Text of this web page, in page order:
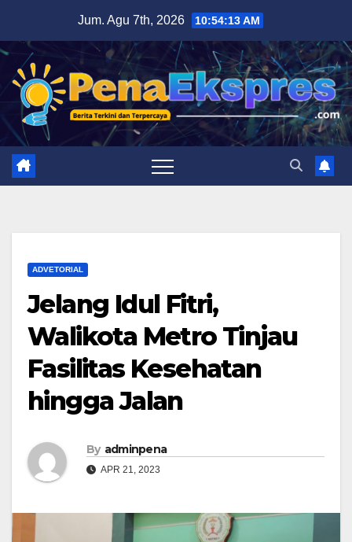
content
Jum. Agu 7th, 2026 10:54:14 AM
ADVETORIAL
Jelang Idul Fitri,
Walikota Metro Tinjau
Fasilitas Kesehatan
hingga Jalan
By adminpena
APR 21, 2023